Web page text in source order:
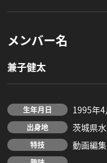
メンバー名
兼子健太
生年月日 1995年
出身地 茨城県
特技 動画編